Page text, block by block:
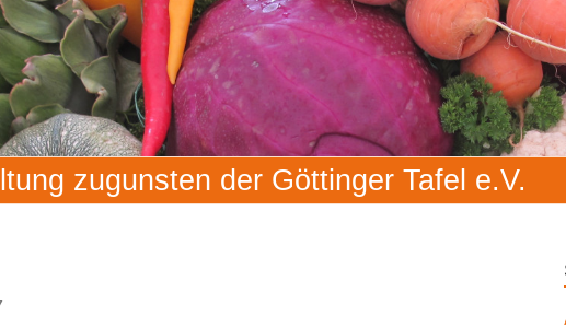
zugunsten der Göttinger Tafel e.V.